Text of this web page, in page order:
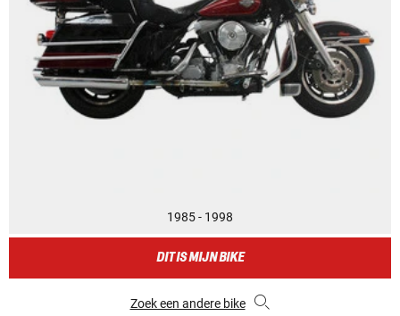
1985 - 1998
DIT IS MIJN BIKE
Zoek een andere bike